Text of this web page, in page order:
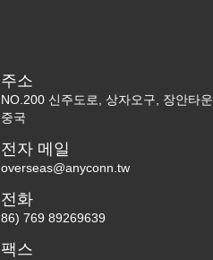
주소
NO.200 신주도로, 상자오구, 장안타
중국
전자 메일
overseas@anyconn.tw
전화
86) 769 89269639
팩스